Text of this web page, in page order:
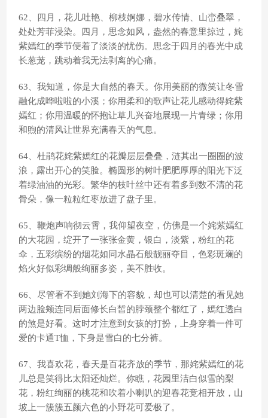
62、四月，花儿吐艳、柳枝婀娜，碧水传情、山峦叠翠，
处处芳菲浸染。四月，思念如风，盎然的春意里掠过，姹
紫嫣红的季节便着了淡淡的忧伤。思念于四月的春光中成
长葱茏，跳动着我无法剥离的心痛。
63、我知道，你是大自然的春天。你用美丽的微笑让冬雪
融化成哗啦啦的小溪；你用柔和的歌声让花儿感动得姹紫
嫣红；你用温暖的怀抱让草儿兴奋地展现一片青绿；你用
和煦的清风让世界充满春天的气息。
64、杜鹃花姹紫嫣红的花瓣层层叠叠，涟其出一圈圈的波
浪，露出开心的笑脸。椭圆形的树叶肥肥厚厚的阳光下泛
着绿油油的光彩。繁华的枝叶丝中还有着多到数不清的花
骨朵，像一粒粒红枣放进了盘子里。
65、鞭炮声响彻云霄，我仰望夜空，仿佛是一个姹紫嫣红
的大花园，绽开了一张张金黄，银白，淡紫，粉红的花
伞，五彩缤纷的烟花如同水晶石般靓丽夺目，色彩斑斓的
焰火好似彩绸般绚丽多姿，美不胜收。
66、尽管看不到她刘海下的容貌，却也可以清楚的看见她
两边脸颊连同后面修长白皙的脖颈整个都红了，嫣红透白
的煞是好看。这时才注意到女孩的打扮，上身穿着一件可
爱的卡通T恤，下身是雪白的七分裤。
67、我喜欢花，春天是百花齐放的季节，那姹紫嫣红的花
儿总是笑得比太阳还灿烂。你瞧，花园里洁白似雪的梨
花，粉红绚丽的桃花和吹着小喇叭的迎春花竞相开放，山
坡上一簇簇五颜六色的小野花可爱极了。